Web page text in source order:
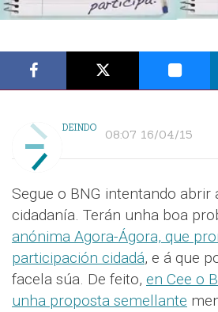
DEINDO 08:07 16/04/15
Segue o BNG intentando abrir
cidadanía. Terán unha boa
anónima Agora-Ágora, que
participación cidadá, e á que
facela súa. De feito, en Cee o
unha proposta semellante